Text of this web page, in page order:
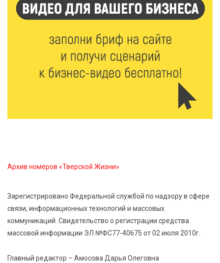
6 Авг 2026 15:01 183
От Твери до Москвы: выставка художника
Владимира Васильева о героях СВО проходит в РГБ
6 Авг 2026 14:55 154
В Твери создали соединения для кормовых
спортивной столицей России
6 Авг 2026 13:02 315
высокие зарплаты и как изменились доходы
Архив номеров «Тверской Жизни»
Зарегистрировано Федеральной службой по надзору в сфере
связи, информационных технологий и массовых
коммуникаций. Свидетельство о регистрации средства
массовой информации ЭЛ №ФС77-40675 от 02 июля 2010г.
Главный редактор – Амосова Дарья Олеговна